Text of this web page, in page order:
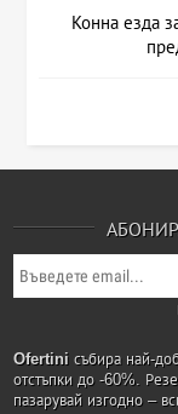
Конна езда
Ofertini събира най-
отстъпки до -60%.
пазарувай изгодно –